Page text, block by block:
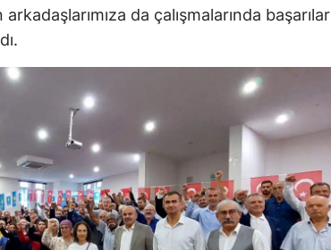
da çalışmalarında başarılar